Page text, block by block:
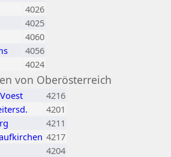
4026
4025
4060
4056
4024
von Oberösterreich
4216
4201
4211
4217
4204